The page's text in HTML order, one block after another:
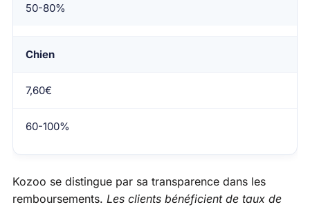
50-80%
Chien
7,60€
60-100%
Kozoo se distingue par sa transparence dans les
remboursements. Les clients bénéficient de taux de